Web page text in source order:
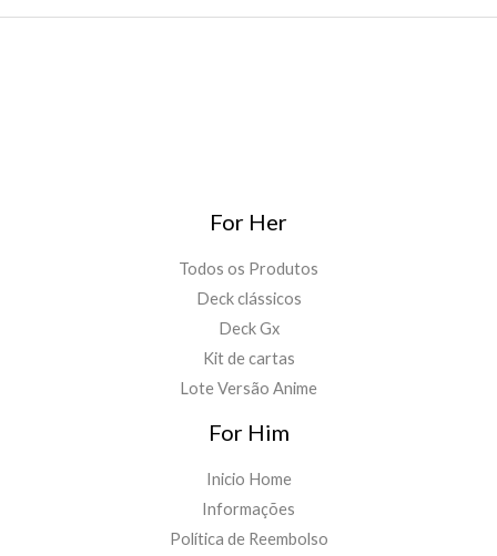
For Her
Todos os Produtos
Deck clássicos
Deck Gx
Kit de cartas
Lote Versão Anime
For Him
Inicio Home
Informações
Política de Reembolso